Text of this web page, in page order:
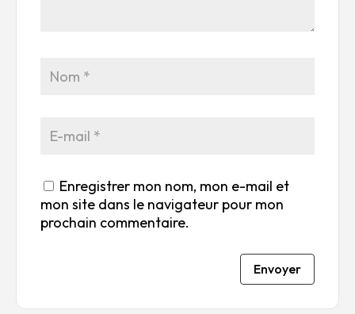
s
Enregistrer mon nom, mon e-mail et
mon site dans le navigateur pour mon
prochain commentaire.
Envoyer